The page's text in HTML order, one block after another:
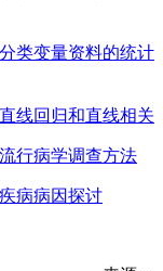
类变量资料的统计
线回归和直线相关
行病学调查方法
病病因探讨